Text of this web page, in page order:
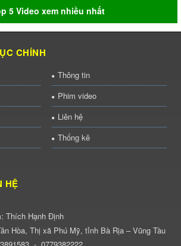
5 Video xem nhiều nhất
CHÍNH
Thông tin
Phim video
Liên hệ
Thống kê
HỆ
Thích Hạnh Định
Hòa, Thị xã Phú Mỹ, tỉnh Bà Rịa – Vũng Tàu